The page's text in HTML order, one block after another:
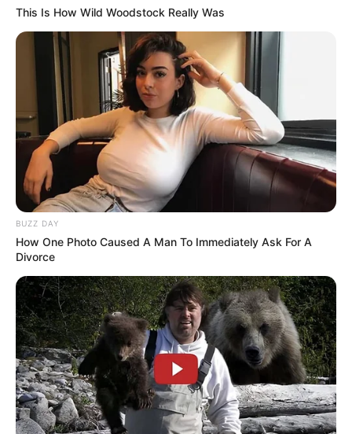
This Is How Wild Woodstock Really Was
BUZZ DAY
How One Photo Caused A Man To Immediately Ask For A
Divorce